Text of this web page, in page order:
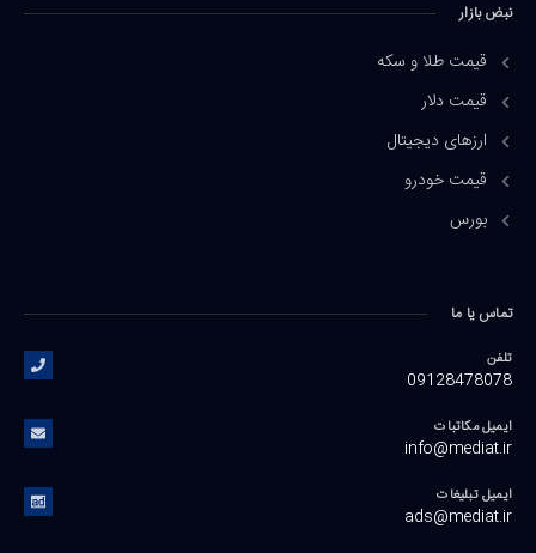
نبض بازار
قیمت طلا و سکه
قیمت دلار
ارزهای دیجیتال
قیمت خودرو
بورس
تماس یا ما
تلفن
09128478078
ایمیل مکاتبات
info@mediat.ir
ایمیل تبلیغات
ads@mediat.ir